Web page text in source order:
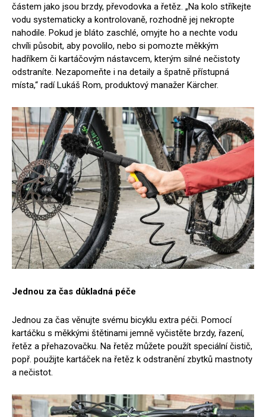
částem jako jsou brzdy, převodovka a řetěz. „Na kolo stříkejte
vodu systematicky a kontrolovaně, rozhodně jej nekropte
nahodile. Pokud je bláto zaschlé, omyjte ho a nechte vodu
chvíli působit, aby povolilo, nebo si pomozte měkkým
hadříkem či kartáčovým nástavcem, kterým silné nečistoty
odstraníte. Nezapomeňte i na detaily a špatně přístupná
místa,“ radí Lukáš Rom, produktový manažer Kärcher.
Jednou za čas důkladná péče
Jednou za čas věnujte svému bicyklu extra péči. Pomocí
kartáčku s měkkými štětinami jemně vyčistěte brzdy, řazení,
řetěz a přehazovačku. Na řetěz můžete použít speciální čistič,
popř. použijte kartáček na řetěz k odstranění zbytků mastnoty
a nečistot.